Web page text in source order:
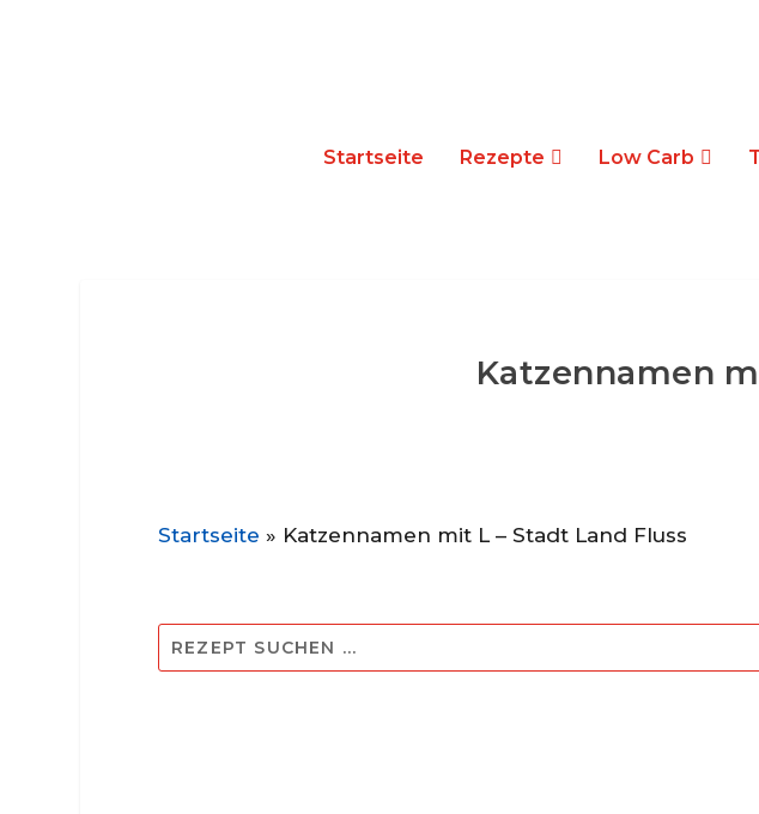
Startseite Rezepte Low Carb
Katzennamen
Startseite » Katzennamen mit L – Stadt Land Fluss